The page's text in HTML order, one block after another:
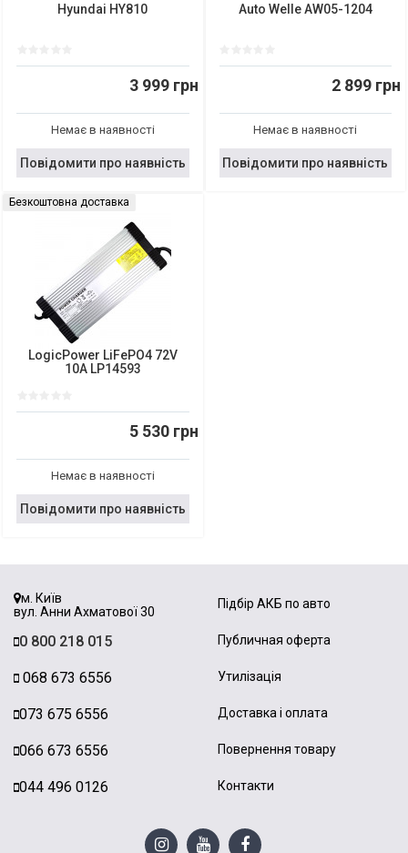
Hyundai HY810
3 999 грн
Немає в наявності
Повідомити про наявність
Auto Welle AW05-1204
2 899 грн
Немає в наявності
Повідомити про наявність
Безкоштовна доставка
LogicPower LiFePO4 72V
10A LP14593
5 530 грн
Немає в наявності
Повідомити про наявність
м. Київ
вул. Анни Ахматової 30
0 800 218 015
068 673 6556
073 675 6556
066 673 6556
044 496 0126
Підбір АКБ по авто
Публичная оферта
Утилізація
Доставка і оплата
Повернення товару
Контакти